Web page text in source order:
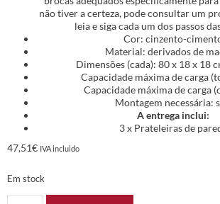
não tiver a certeza, pode consultar um
leia e siga cada um dos passos
Cor: cinzento-
Material: derivados de
Dimensões (cada): 80 x 18 x 18
Capacidade máxima de carga
Capacidade máxima de carga
Montagem necessária:
A entrega inclui:
3 x Prateleiras de
47,51€ IVA incluido
Em stock